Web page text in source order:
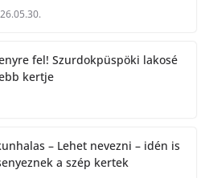
fel! Szurdokpüspöki lakosé
kertje
– Lehet nevezni – idén is
a szép kertek